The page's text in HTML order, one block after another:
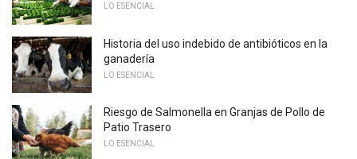
LO ESENCIAL
Historia del uso indebido de antibióticos en la
ganadería
LO ESENCIAL
Riesgo de Salmonella en Granjas de Pollo de
Patio Trasero
LO ESENCIAL